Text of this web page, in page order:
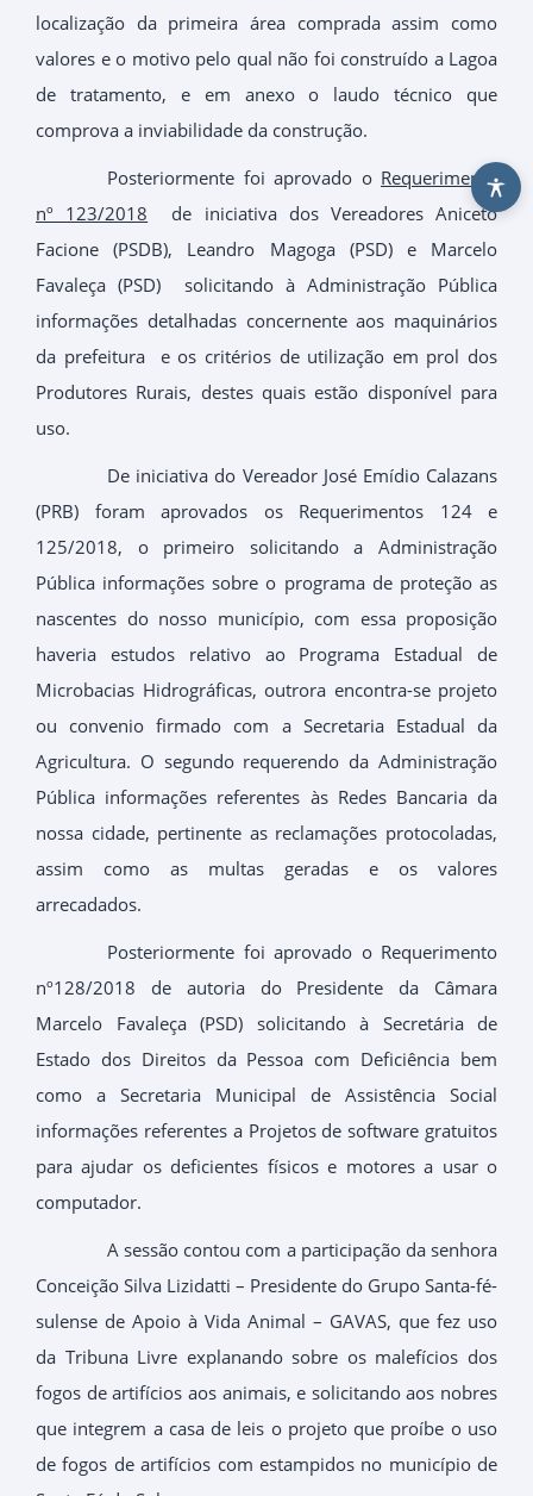
localização da primeira área comprada assim como
valores e o motivo pelo qual não foi construído a Lagoa
de tratamento, e em anexo o laudo técnico que
comprova a inviabilidade da construção.
Posteriormente foi aprovado o Requerimento
nº 123/2018 de iniciativa dos Vereadores Aniceto
Facione (PSDB), Leandro Magoga (PSD) e Marcelo
Favaleça (PSD) solicitando à Administração Pública
informações detalhadas concernente aos maquinários
da prefeitura e os critérios de utilização em prol dos
Produtores Rurais, destes quais estão disponível para
uso.
De iniciativa do Vereador José Emídio Calazans
(PRB) foram aprovados os Requerimentos 124 e
125/2018, o primeiro solicitando a Administração
Pública informações sobre o programa de proteção as
nascentes do nosso município, com essa proposição
haveria estudos relativo ao Programa Estadual de
Microbacias Hidrográficas, outrora encontra-se projeto
ou convenio firmado com a Secretaria Estadual da
Agricultura. O segundo requerendo da Administração
Pública informações referentes às Redes Bancaria da
nossa cidade, pertinente as reclamações protocoladas,
assim como as multas geradas e os valores
arrecadados.
Posteriormente foi aprovado o Requerimento
nº128/2018 de autoria do Presidente da Câmara
Marcelo Favaleça (PSD) solicitando à Secretária de
Estado dos Direitos da Pessoa com Deficiência bem
como a Secretaria Municipal de Assistência Social
informações referentes a Projetos de software gratuitos
para ajudar os deficientes físicos e motores a usar o
computador.
A sessão contou com a participação da senhora
Conceição Silva Lizidatti – Presidente do Grupo Santa-fé-
sulense de Apoio à Vida Animal – GAVAS, que fez uso
da Tribuna Livre explanando sobre os malefícios dos
fogos de artifícios aos animais, e solicitando aos nobres
que integrem a casa de leis o projeto que proíbe o uso
de fogos de artifícios com estampidos no município de